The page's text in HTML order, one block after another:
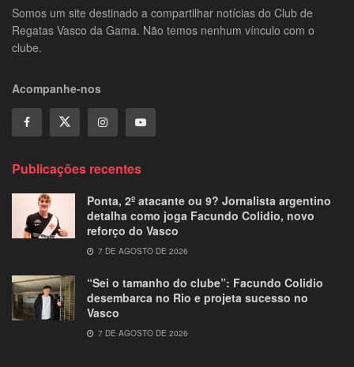
Somos um site destinado a compartilhar notícias do Club de
Regatas Vasco da Gama. Não temos nenhum vínculo com o
clube.
Acompanhe-nos
Publicações recentes
Ponta, 2º atacante ou 9? Jornalista argentino
detalha como joga Facundo Colidio, novo
reforço do Vasco
7 DE AGOSTO DE 2026
“Sei o tamanho do clube”: Facundo Colidio
desembarca no Rio e projeta sucesso no
Vasco
7 DE AGOSTO DE 2026